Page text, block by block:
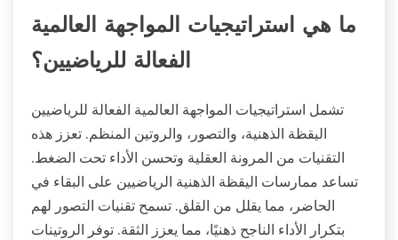
ما هي استراتيجيات المواجهة العالمية
الفعالة للرياضيين؟
تشمل استراتيجيات المواجهة العالمية الفعالة للرياضيين
اليقظة الذهنية، والتصور، والروتين المنظم. تعزز هذه
التقنيات من المرونة العقلية وتحسن الأداء تحت الضغط.
تساعد ممارسات اليقظة الذهنية الرياضيين على البقاء في
الحاضر، مما يقلل من القلق. تسمح تقنيات التصور لهم
بتكرار الأداء الناجح ذهنيًا، مما يعزز الثقة. توفر الروتينات